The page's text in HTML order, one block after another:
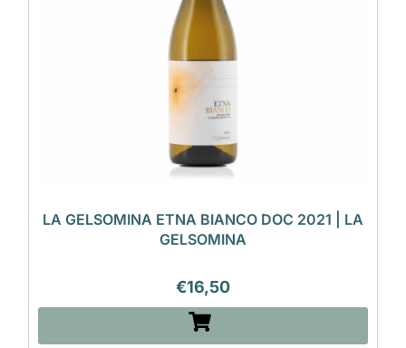
LA GELSOMINA ETNA BIANCO DOC 2021 | LA
GELSOMINA
€16,50